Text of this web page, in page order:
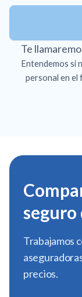
Te
Entendemos si
personal en el
seguro
Trabajamos
precios.